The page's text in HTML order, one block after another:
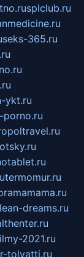
splclub.ru
seks-365.ru
ykt.ru
porno.ru
termomur.ru
dreams.ru
2021.ru
tolyatti.ru